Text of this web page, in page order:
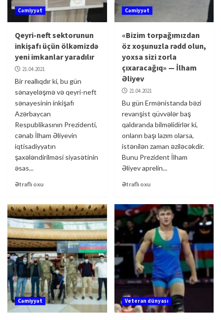
Cəmiyyət
Qeyri-neft sektorunun
inkişafı üçün ölkəmizdə
yeni imkanlar yaradılır
21.04.2021
Bir reallıqdır ki, bu gün
sənayeləşmə və qeyri-neft
sənayesinin inkişafı
Azərbaycan
Respublikasının Prezidenti,
cənab İlham Əliyevin
iqtisadiyyatın
şaxələndirilməsi siyasətinin
əsas...
Ətraflı oxu
Cəmiyyət
«Bizim torpağımızdan
öz xoşunuzla rədd olun,
yoxsa sizi zorla
çıxaracağıq» — İlham
Əliyev
21.04.2021
Bu gün Ermənistanda bəzi
revanşist qüvvələr baş
qaldıranda bilməlidirlər ki,
onların başı lazım olarsa,
istənilən zaman əziləcəkdir.
Bunu Prezident İlham
Əliyev aprelin...
Ətraflı oxu
Cəmiyyət Veteran dünyası